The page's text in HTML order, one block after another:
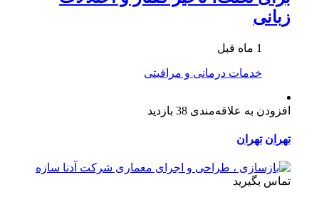
زبانی
1 ماه قبل
خدمات درمانی و مراقبتی
افزودن به علاقه‌مندی 38 بازدید
تهران تهران
تماس بگیرید